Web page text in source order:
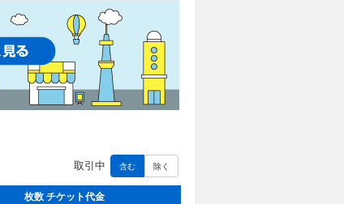
取引中 含む 除く
枚数 チケット代金